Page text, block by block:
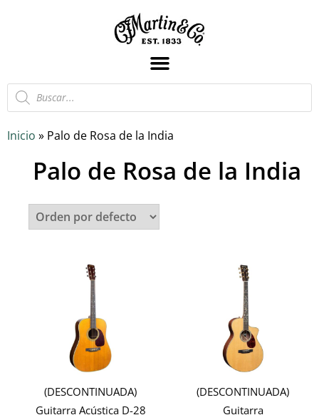
Inicio » Palo de Rosa de la India
Palo de Rosa de la India
(DESCONTINUADA)
Guitarra Acústica D-28
(DESCONTINUADA)
Guitarra